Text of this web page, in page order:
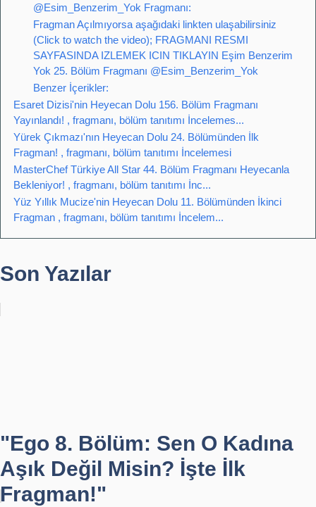
@Esim_Benzerim_Yok Fragmanı:
Fragman Açılmıyorsa aşağıdaki linkten ulaşabilirsiniz
(Click to watch the video); FRAGMANI RESMI
SAYFASINDA IZLEMEK ICIN TIKLAYIN Eşim Benzerim
Yok 25. Bölüm Fragmanı @Esim_Benzerim_Yok
Benzer İçerikler:
Esaret Dizisi'nin Heyecan Dolu 156. Bölüm Fragmanı
Yayınlandı! , fragmanı, bölüm tanıtımı İncelemes...
Yürek Çıkmazı'nın Heyecan Dolu 24. Bölümünden İlk
Fragman! , fragmanı, bölüm tanıtımı İncelemesi
MasterChef Türkiye All Star 44. Bölüm Fragmanı Heyecanla
Bekleniyor! , fragmanı, bölüm tanıtımı İnc...
Yüz Yıllık Mucize'nin Heyecan Dolu 11. Bölümünden İkinci
Fragman , fragmanı, bölüm tanıtımı İncelem...
Son Yazılar
"Ego 8. Bölüm: Sen O Kadına
Aşık Değil Misin? İşte İlk
Fragman!"